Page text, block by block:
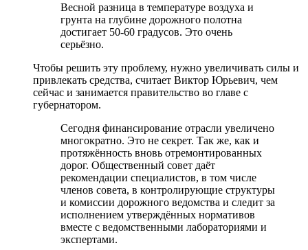
Весной разница в температуре воздуха и
грунта на глубине дорожного полотна
достигает 50-60 градусов. Это очень
серьёзно.
Чтобы решить эту проблему, нужно увеличивать силы и
привлекать средства, считает Виктор Юрьевич, чем
сейчас и занимается правительство во главе с
губернатором.
Сегодня финансирование отрасли увеличено
многократно. Это не секрет. Так же, как и
протяжённость вновь отремонтированных
дорог. Общественный совет даёт
рекомендации специалистов, в том числе
членов совета, в контролирующие структуры
и комиссии дорожного ведомства и следит за
исполнением утверждённых нормативов
вместе с ведомственными лабораториями и
экспертами.